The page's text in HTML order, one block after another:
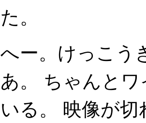
た。
へー。けっこう
あ。 ちゃんと
いる。 映像が